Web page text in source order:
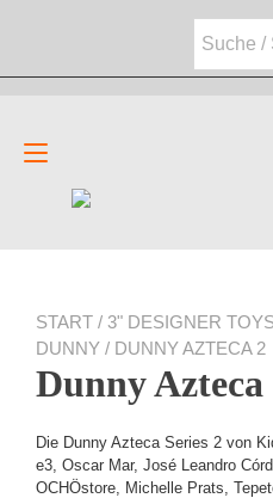
Navigation
umschalten
START / 3" DESIGNER
DUNNY / DUNNY AZTECA 2
Dunny Azteca
Die Dunny Azteca Series 2 von
e3, Oscar Mar, José Leandro
OCHÖstore, Michelle Prats,